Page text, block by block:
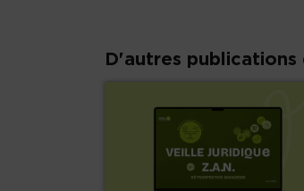
D'autres publications